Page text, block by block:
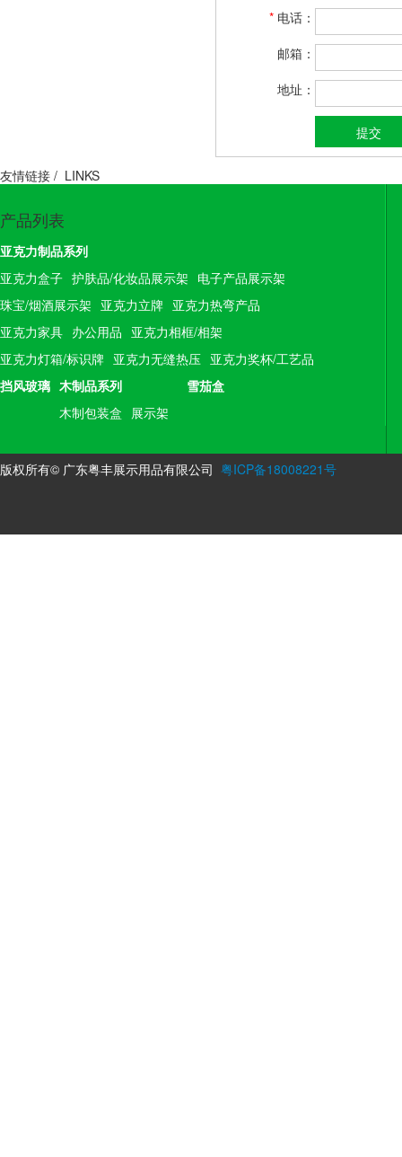
* 电话：
邮箱：
地址：
友情链接 / LINKS
产品列表
亚克力制品系列
亚克力盒子 护肤品/化妆品展示架 电子产品展示架
珠宝/烟酒展示架 亚克力立牌 亚克力热弯产品
亚克力家具 办公用品 亚克力相框/相架
亚克力灯箱/标识牌 亚克力无缝热压 亚克力奖杯/工艺品
挡风玻璃 木制品系列
木制包装盒 展示架
雪茄盒
版权所有© 广东粤丰展示用品有限公司 粤ICP备18008221号